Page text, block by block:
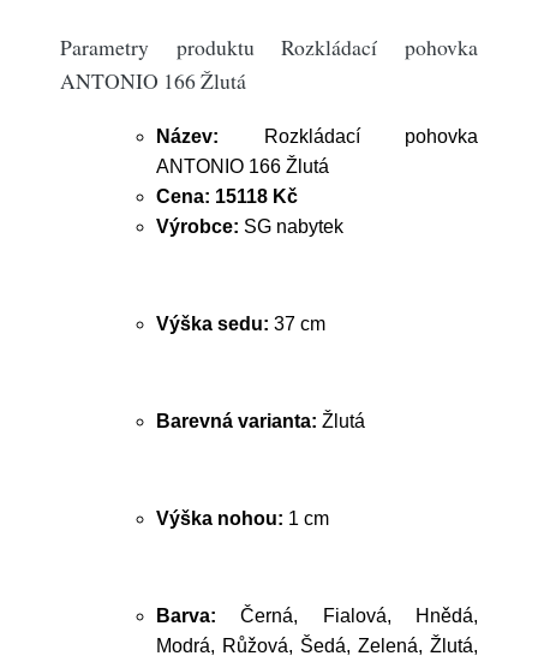
Parametry produktu Rozkládací pohovka
ANTONIO 166 Žlutá
Název: Rozkládací pohovka
ANTONIO 166 Žlutá
Cena: 15118 Kč
Výrobce: SG nabytek
Výška sedu: 37 cm
Barevná varianta: Žlutá
Výška nohou: 1 cm
Barva: Černá, Fialová, Hnědá,
Modrá, Růžová, Šedá, Zelená, Žlutá,